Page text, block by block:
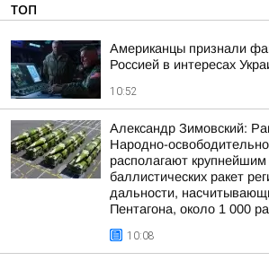
ТОП
Американцы признали
Россией в интересах
10:52
Александр Зимовский:
Народно-
располагают
баллистических ракет
дальности,
Пентагона, около 1 000
10:08